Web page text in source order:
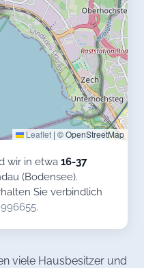
Leaflet | © OpenStreetMap
wir in etwa 16-37
(Bodensee).
Sie verbindlich
.
viele Hausbesitzer und